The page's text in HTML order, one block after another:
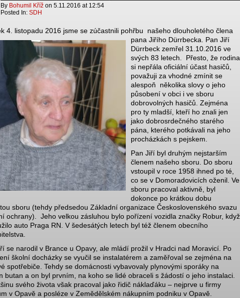
By Bohumil Kříž on 5.11.2016 at 12:54
Posted In: SDH
4. listopadu 2016 jsme se zúčastnili pohřbu našeho dlouholetého člena
pana Jiřího Dürrbecka. Pan Jiří
Dürrbeck zemřel 31.10.2016 ve
svých 83 letech. Přesto, že rodina
si nepřála oficiální účast hasičů,
považuji za vhodné zmínit se
alespoň několika slovy o jeho
působení v obci i ve sboru
dobrovolných hasičů. Zejména
pro ty mladší, kteří ho znali jen
jako dobrosrdečného starého
pána, kterého potkávali na jeho
procházkách s pejskem.
Pan Jiří byl druhým nejstarším
členem našeho sboru. Do sboru
vstoupil v roce 1958 ihned po té,
co se v Domoradovicích oženil. Ve
sboru pracoval aktivně, byl
dokonce po krátkou dobu
sboru (tehdy předsedou Základní organizace Československého svazu
ochrany). Jeho velkou zásluhou bylo pořízení vozidla značky Robur, když
auto Praga RN. V šedesátých letech byl též členem obecního
se narodil v Brance u Opavy, ale mládí prožil v Hradci nad Moravicí. Po
školní docházky se vyučil se instalatérem a zaměřoval se zejména na
spotřebiče. Tehdy se domácnosti vybavovaly plynovými sporáky na
butan a on byl prvním, na koho se lidé obraceli s žádostí o jeho instalaci.
svého života však pracoval jako řidič náklaďáku – nejprve u firmy
v Opavě a posléze v Zemědělském nákupním podniku v Opavě.